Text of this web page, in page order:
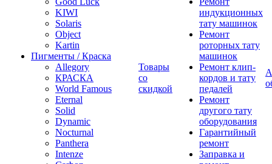
KIWI
Solaris
Object
Kartin
Пигменты / Краска
Allegory
КРАСКА
World Famous
Eternal
Solid
Dynamic
Nocturnal
Panthera
Intenze
Товары
со
скидкой
индукционных
тату машинок
Ремонт
роторных тату
машинок
Ремонт клип-
кордов и тату
педалей
Ремонт
другого тату
оборудования
Гарантийный
ремонт
Заправка и